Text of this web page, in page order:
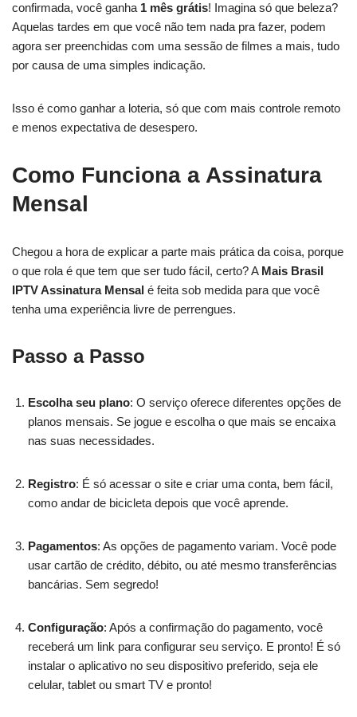
confirmada, você ganha 1 mês grátis! Imagina só que beleza?
Aquelas tardes em que você não tem nada pra fazer, podem
agora ser preenchidas com uma sessão de filmes a mais, tudo
por causa de uma simples indicação.
Isso é como ganhar a loteria, só que com mais controle remoto
e menos expectativa de desespero.
Como Funciona a Assinatura
Mensal
Chegou a hora de explicar a parte mais prática da coisa, porque
o que rola é que tem que ser tudo fácil, certo? A Mais Brasil
IPTV Assinatura Mensal é feita sob medida para que você
tenha uma experiência livre de perrengues.
Passo a Passo
Escolha seu plano: O serviço oferece diferentes opções de
planos mensais. Se jogue e escolha o que mais se encaixa
nas suas necessidades.
Registro: É só acessar o site e criar uma conta, bem fácil,
como andar de bicicleta depois que você aprende.
Pagamentos: As opções de pagamento variam. Você pode
usar cartão de crédito, débito, ou até mesmo transferências
bancárias. Sem segredo!
Configuração: Após a confirmação do pagamento, você
receberá um link para configurar seu serviço. E pronto! É só
instalar o aplicativo no seu dispositivo preferido, seja ele
celular, tablet ou smart TV e pronto!